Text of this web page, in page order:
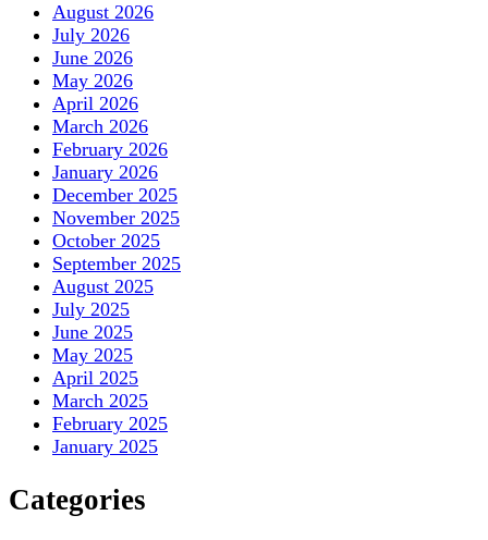
August 2026
July 2026
June 2026
May 2026
April 2026
March 2026
February 2026
January 2026
December 2025
November 2025
October 2025
September 2025
August 2025
July 2025
June 2025
May 2025
April 2025
March 2025
February 2025
January 2025
Categories